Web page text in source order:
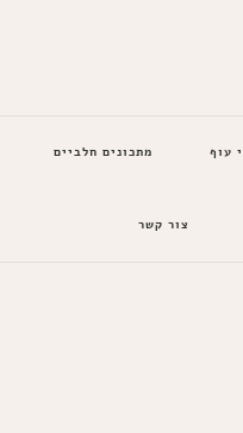
עוף מתכונים חלביים
צור קשר